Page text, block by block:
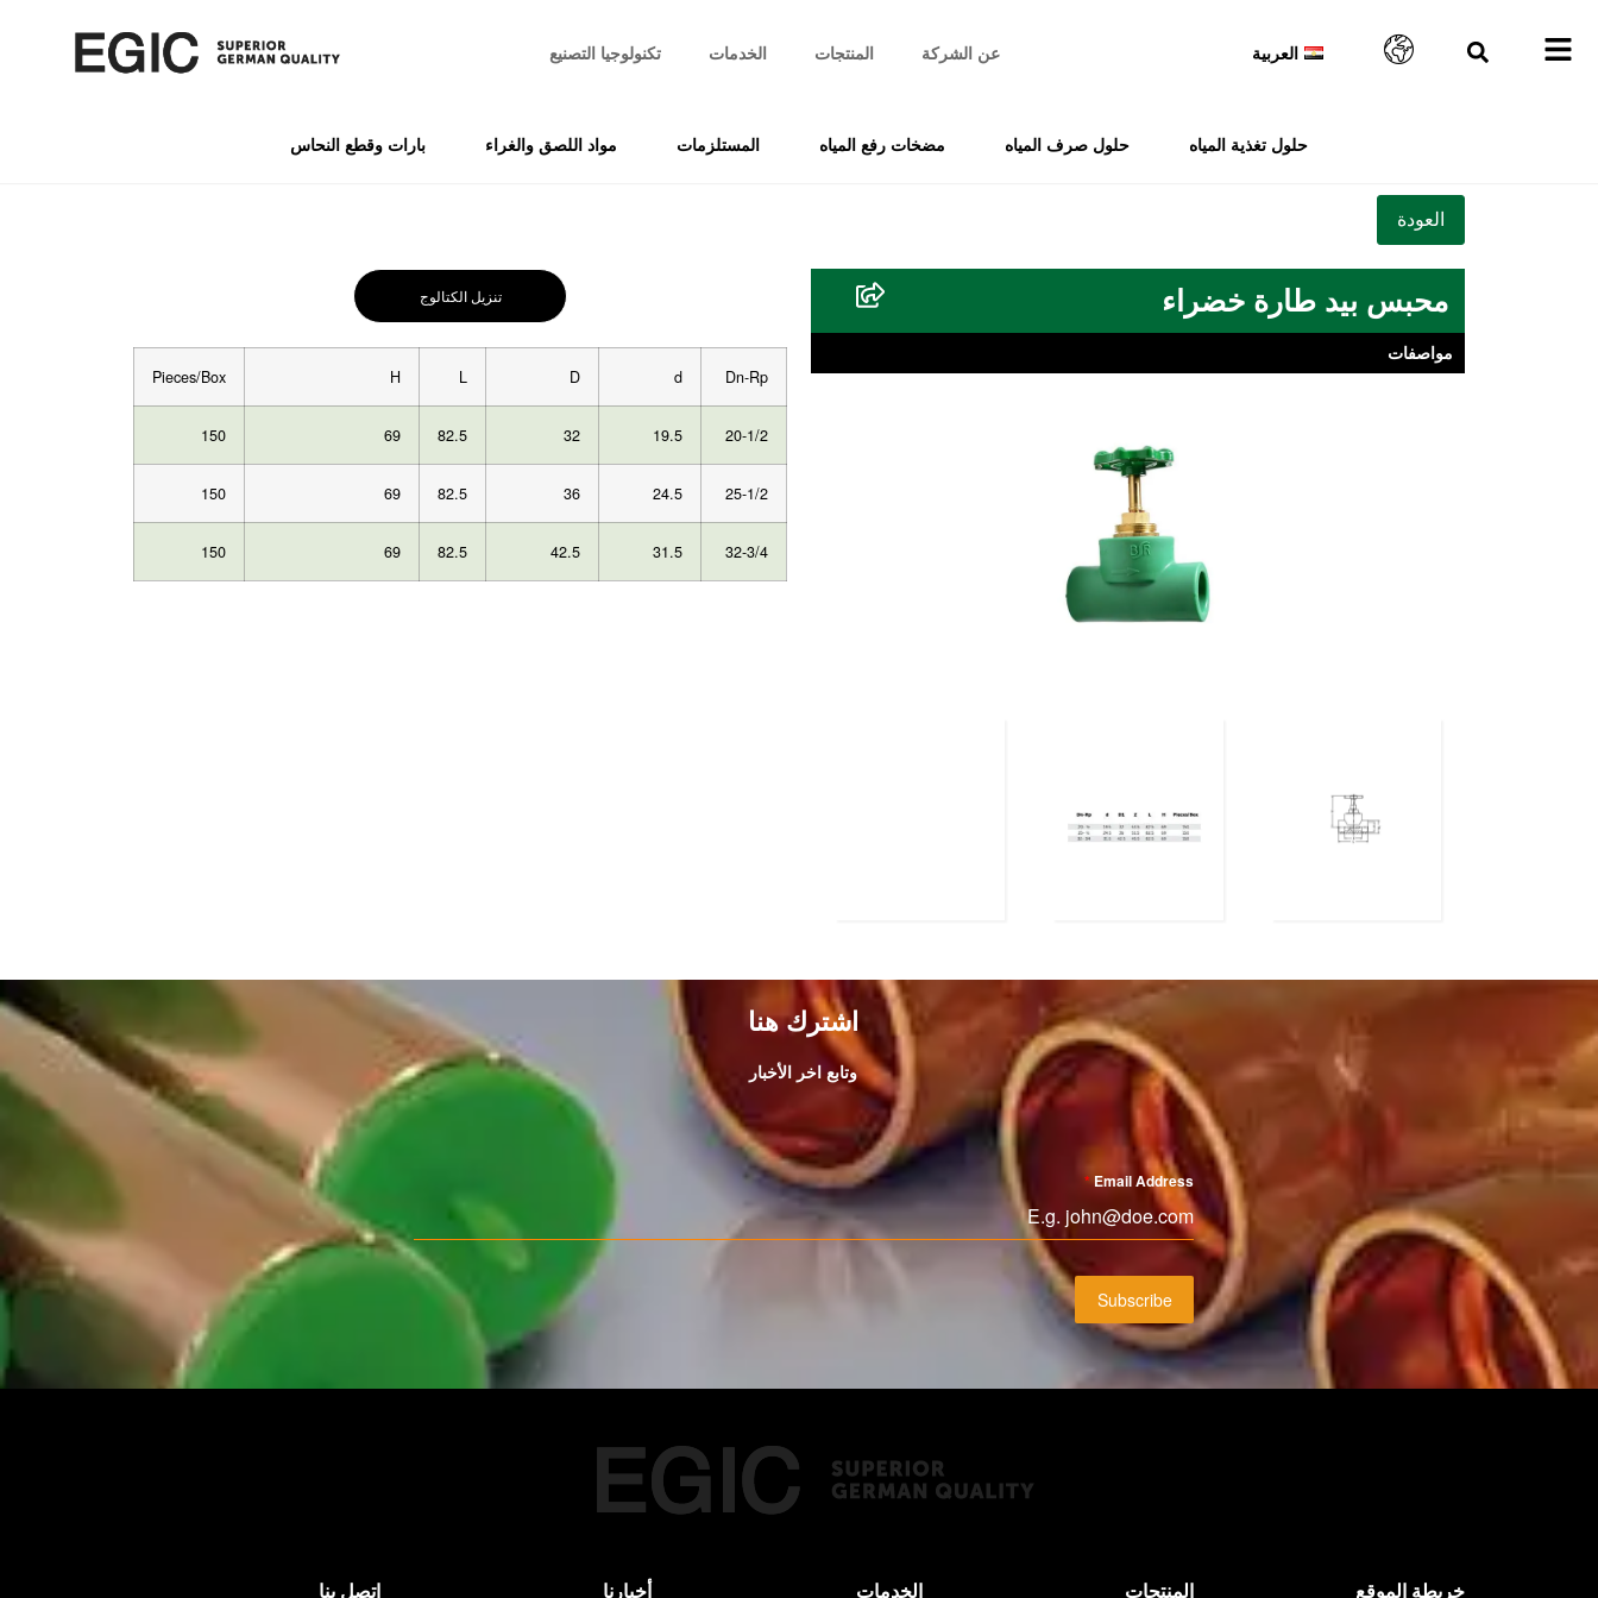
العربية عن الشركة المنتجات الخدمات تكنولوجيا التصنيع
حلول تغذية المياه حلول صرف المياه مضخات رفع المياه المستلزمات مواد اللصق والغراء بارات وقطع النحاس
محبس بيد طارة خضراء
مواصفات
تنزيل الكتالوج
Dn-Rp
d
D
L
H
Pieces/Box
20-1/2
19.5
32
82.5
69
150
25-1/2
24.5
36
82.5
69
150
32-3/4
31.5
42.5
82.5
69
150
اشترك هنا
وتابع اخر الأخبار
Email Address
*
Subscribe
خريطة الموقع المنتجات الخدمات أخبارنا اتصل بنا